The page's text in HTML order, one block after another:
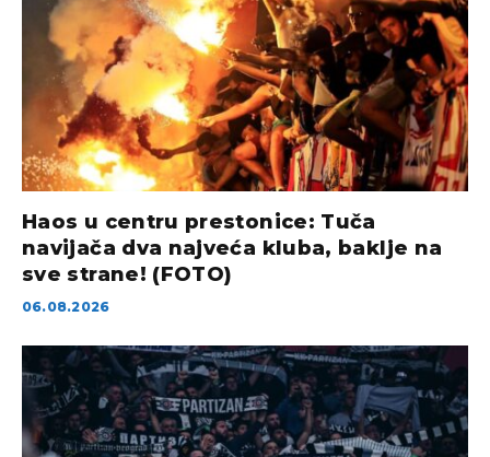
Haos u centru prestonice: Tuča
navijača dva najveća kluba, baklje na
sve strane! (FOTO)
06.08.2026